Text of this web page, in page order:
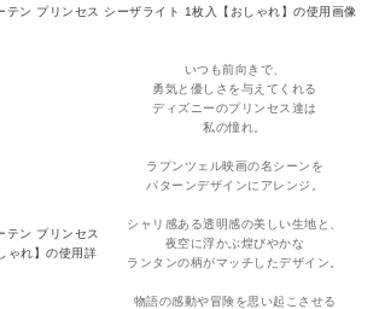
いつも前向きで、
勇気と優しさを与えてくれる
ディズニーのプリンセス達は
私の憧れ。
ラプンツェル映画の名シーンを
パターンデザインにアレンジ。
シャリ感ある透明感の美しい生地と、
夜空に浮かぶ煌びやかな
ランタンの柄がマッチしたデザイン。
物語の感動や冒険を思い起こさせる